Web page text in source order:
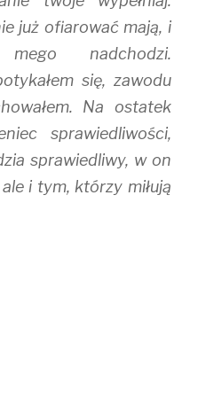
już ofiarować mają, i
nadchodzi.
się, zawodu
Na ostatek
sprawiedliwości,
sprawiedliwy, w on
i tym, którzy miłują